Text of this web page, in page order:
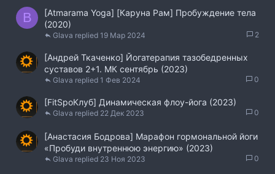
B
[Atmarama Yoga] [Каруна Рам] Пробуждение тела
(2020)
2
19 Мар 2024
Glava
[Андрей Ткаченко] Йогатерапия тазобедренных
суставов 2+1. МК сентябрь (2023)
0
1 Фев 2024
Glava
[FitSpoКлуб] Динамическая флоу-йога (2023)
0
22 Дек 2023
Glava
[Анастасия Бодрова] Марафон гормональной йоги
«Пробуди внутреннюю энергию» (2023)
0
23 Ноя 2023
Glava